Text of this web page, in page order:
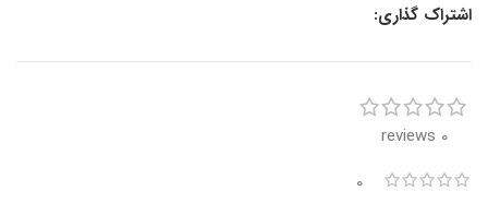
اشتراک گذاری:
0 reviews
0